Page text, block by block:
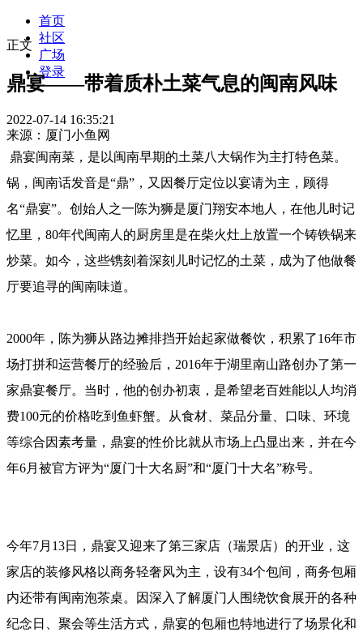
首页
社区
广场
登录
正文
鼎宴——带着质朴土菜气息的闽南风味
2022-07-14 16:35:21
来源：厦门小鱼网
鼎宴闽南菜，是以闽南早期的土菜八大锅作为主打特色菜。
锅，闽南话发音是“鼎”，又因餐厅定位以宴请为主，顾得
名“鼎宴”。创始人之一陈为狮是厦门翔安本地人，在他儿时记
忆里，80年代闽南人的厨房里是在柴火灶上放置一个铸铁锅来
炒菜。如今，这些镌刻着深刻儿时记忆的土菜，成为了他做餐
厅要追寻的闽南味道。
2000年，陈为狮从路边摊排挡开始起家做餐饮，积累了16年市
场打拼和运营餐厅的经验后，2016年于湖里南山路创办了第一
家鼎宴餐厅。当时，他的创办初衷，是希望老百姓能以人均消
费100元的价格吃到鱼虾蟹。从食材、菜品分量、口味、环境
等综合因素考量，鼎宴的性价比就从市场上凸显出来，并在今
年6月被官方评为“厦门十大名厨”和“厦门十大名”称号。
今年7月13日，鼎宴又迎来了第三家店（瑞景店）的开业，这
家店的装修风格以商务轻奢风为主，设有34个包间，商务包厢
内还带有闽南泡茶桌。因深入了解厦门人围绕饮食展开的各种
纪念日、聚会等生活方式，鼎宴的包厢也特地进行了场景化和